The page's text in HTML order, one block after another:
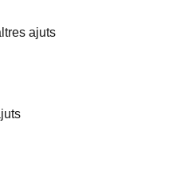
ajuts